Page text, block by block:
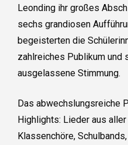
Leonding ihr großes
sechs grandiosen
begeisterten die
zahlreiches Publikum und
ausgelassene Stimmung.
Das abwechslungsreiche
Highlights: Lieder aus
Klassenchöre,